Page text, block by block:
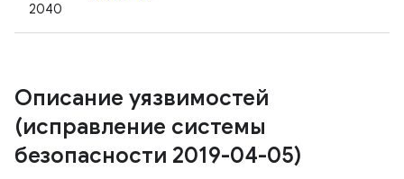
2040
Описание уязвимостей
(исправление системы
безопасности 2019-04-05)